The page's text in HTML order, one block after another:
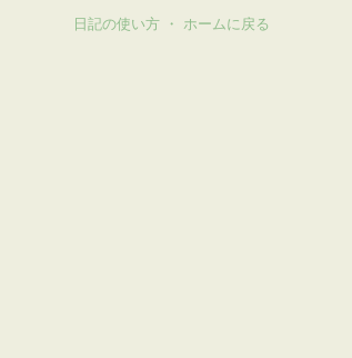
日記の使い方 ・ ホームに戻る